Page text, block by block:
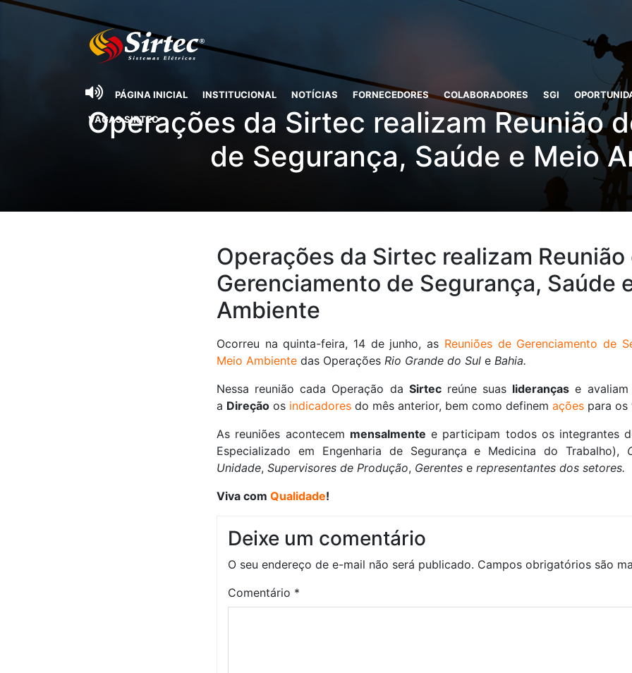
PÁGINA INICIAL INSTITUCIONAL NOTÍCIAS FORNECEDORES COLABORADORES SGI
VAGAS SIRTEC
Operações da Sirtec realizam Reunião
de Segurança, Saúde e Meio
Operações da Sirtec realizam Reunião
Gerenciamento de Segurança, Saúde
Ambiente
Ocorreu na quinta-feira, 14 de junho, as Reuniões de Gerenciamento de
Meio Ambiente das Operações Rio Grande do Sul e Bahia.
Nessa reunião cada Operação da Sirtecreúne suas lideranças e
a Direção os indicadores do mês anterior, bem como definem ações para os
As reuniões acontecem mensalmente e participam todos os integrantes
Especializado em Engenharia de Segurança e Medicina do Trabalho),
Unidade, Supervisores de Produção, Gerentes e representantes dos setores.
Viva com Qualidade!
Deixe um comentário
O seu endereço de e-mail não será publicado. Campos obrigatórios são
Comentário *